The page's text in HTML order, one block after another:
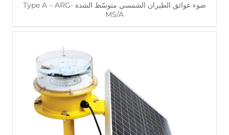
ضوء عوائق الطيران الشمسي متوسّط الشدة Type A – ARG-
MS/A